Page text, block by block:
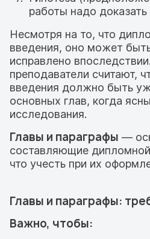
работы надо доказать
Несмотря на то, что
введения, оно может
исправлено
преподаватели считают,
введения должно быть
основных глав, когда
исследования.
Главы и параграфы —
составляющие
что учесть при их
Главы и параграфы:
Важно, чтобы: